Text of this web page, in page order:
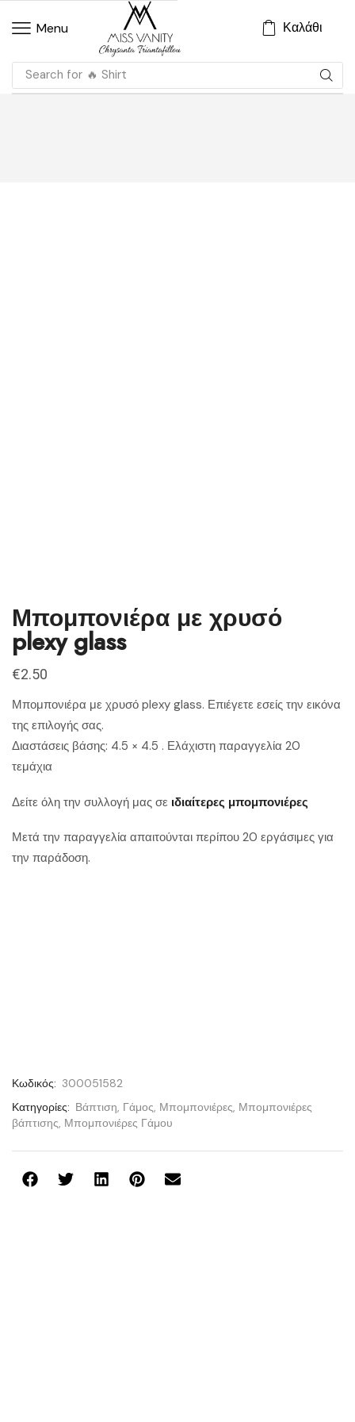
Menu Καλάθι
Search for 🔥 Shirt
Μπομπονιέρα με χρυσό
plexy glass
€2.50
Μπομπονιέρα με χρυσό plexy glass. Επιέγετε εσείς την εικόνα
της επιλογής σας.
Διαστάσεις βάσης: 4.5 × 4.5 . Ελάχιστη παραγγελία 20
τεμάχια
Δείτε όλη την συλλογή μας σε ιδιαίτερες μπομπονιέρες
Μετά την παραγγελία απαιτούνται περίπου 20 εργάσιμες για
την παράδοση.
Κωδικός: 300051582
Κατηγορίες: Βάπτιση, Γάμος, Μπομπονιέρες, Μπομπονιέρες
βάπτισης, Μπομπονιέρες Γάμου